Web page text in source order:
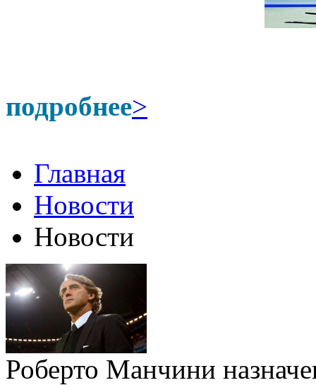
подробнее>
Главная
Новости
Новости
Роберто Манчини